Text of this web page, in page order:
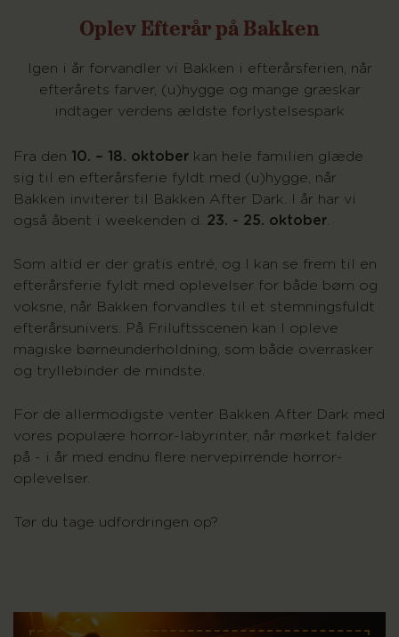
Oplev Efterår på Bakken
Igen i år forvandler vi Bakken i efterårsferien, når
efterårets farver, (u)hygge og mange græskar
indtager verdens ældste forlystelsespark
Fra den 10. – 18. oktober kan hele familien glæde
sig til en efterårsferie fyldt med (u)hygge, når
Bakken inviterer til Bakken After Dark. I år har vi
også åbent i weekenden d. 23. - 25. oktober
Som altid er der gratis entré, og I kan se frem til en
efterårsferie fyldt med oplevelser for både børn og
voksne, når Bakken forvandles til et stemningsfuldt
efterårsunivers. På Friluftsscenen kan I opleve
magiske børneunderholdning, som både overrasker
og tryllebinder de mindste.
For de allermodigste venter Bakken After Dark med
vores populære horror-labyrinter , når mørket falder
på - i år med endnu flere nervepirrende horror-
oplevelser.
Tør du tage udfordringen op?